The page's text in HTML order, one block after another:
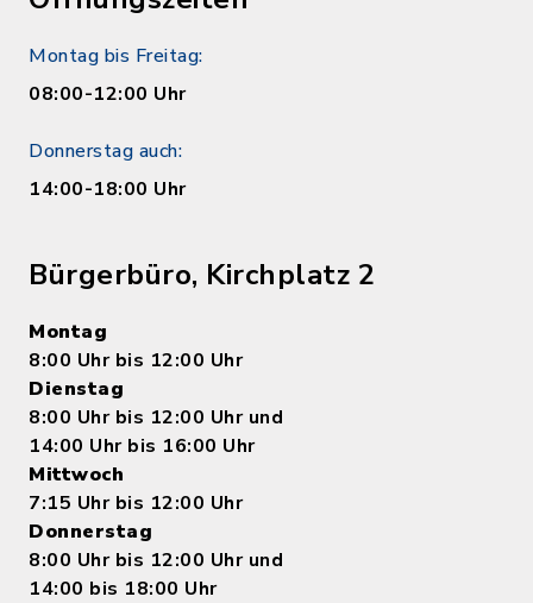
Montag bis Freitag:
08:00-12:00 Uhr
Donnerstag auch:
14:00-18:00 Uhr
Bürgerbüro, Kirchplatz 2
Montag
8:00 Uhr bis 12:00 Uhr
Dienstag
8:00 Uhr bis 12:00 Uhr und
14:00 Uhr bis 16:00 Uhr
Mittwoch
7:15 Uhr bis 12:00 Uhr
Donnerstag
8:00 Uhr bis 12:00 Uhr und
14:00 bis 18:00 Uhr